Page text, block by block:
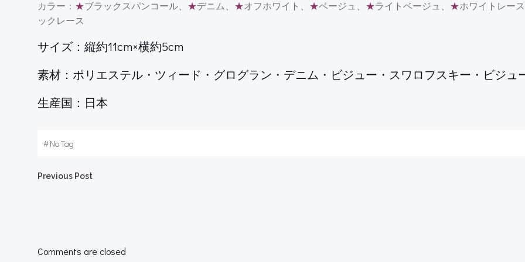
カラー： ★ブラックスパンコール、 ★デニム、 ★オフホワイト、 ★ベージュ、 ★ライトベージュ、 ★ホワイトレース
ックレース
サイズ：縦約11cm×横約5cm
素材：ポリエステル・ツィード・グログラン・デニム・ビジュー・スワロフスキー・ビジュ
生産国：日本
#No Tag
Post
Previous Post
Comments are closed